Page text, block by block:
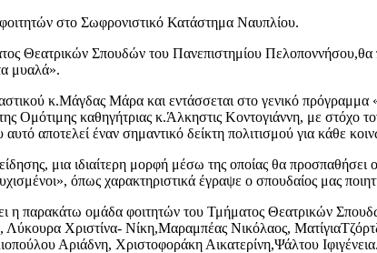
στο Σωφρονιστικό Κατάστημα Ναυπλίου.
Θεατρικών Σπουδών του Πανεπιστημίου Πελοποννήσου,θα
μυαλά».
κ.Μάγδας Μάρα και εντάσσεται στο γενικό
Ομότιμης καθηγήτριας κ.Άλκηστις Κοντογιάννη, με στόχο
αποτελεί έναν σημαντικό δείκτη πολιτισμού για κάθε
μια ιδιαίτερη μορφή μέσω της οποίας θα προσπαθήσει
όπως χαρακτηριστικά έγραψε ο σπουδαίος μας
η παρακάτω ομάδα φοιτητών του Τμήματος Θεατρικών
Χριστίνα- Νίκη,Μαραμπέας Νικόλαος,
Αριάδνη, Χριστοφοράκη Αικατερίνη,Ψάλτου